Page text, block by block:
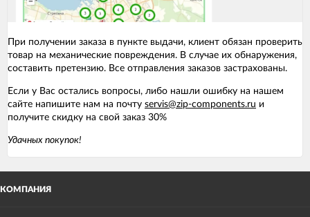
При получении заказа в пункте выдачи, клиент обязан проверить
товар на механические повреждения. В случае их обнаружения,
составить претензию. Все отправления заказов застрахованы.
Если у Вас остались вопросы, либо нашли ошибку на нашем
сайте напишите нам на почту servis@zip-components.ru и
получите скидку на свой заказ 30%
Удачных покупок!
КОМПАНИЯ